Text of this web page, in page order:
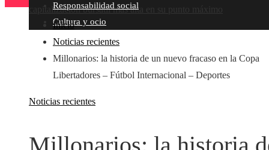
capitalización bursátil más alta en su punto máximo
Responsabilidad social
Cultura y ocio
Inicio
Noticias recientes
Millonarios: la historia de un nuevo fracaso en la Copa
Libertadores – Fútbol Internacional – Deportes
Noticias recientes